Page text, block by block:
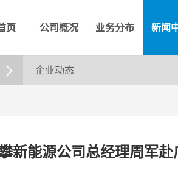
页 公司概况 业务分布 新闻
 企业动态
攀新能源公司总经理周军